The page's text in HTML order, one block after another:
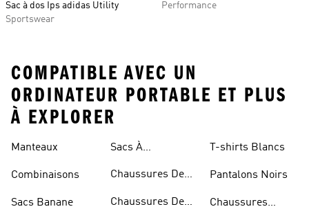
Sac à dos Ips adidas Utility
Sportswear
Performance
COMPATIBLE AVEC UN
ORDINATEUR PORTABLE ET PLUS
À EXPLORER
Manteaux
Combinaisons
Sacs Banane
Sacs À
Chaussures De
Chaussures De
T-shirts Blancs
Pantalons Noirs
Chaussures